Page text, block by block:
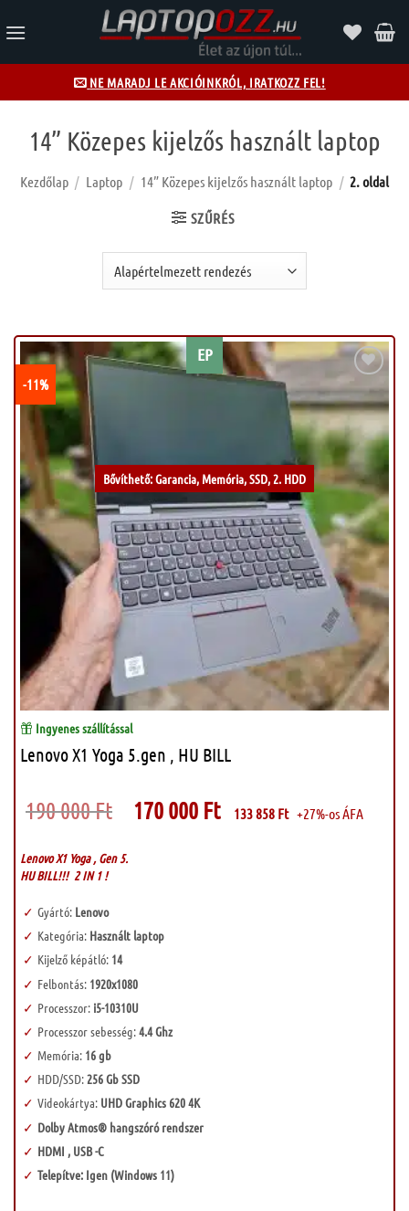
to
NE MARADJ LE AKCIÓINKRÓL, IRATKOZZ FEL!
14” Közepes kijelzős használt laptop
Kezdőlap / Laptop / 14” Közepes kijelzős használt laptop / 2. oldal
SZŰRÉS
EP
Bővíthető: Garancia, Memória, SSD, 2. HDD
-11% Kívánságlistához
Ingyenes szállítással
Lenovo X1 Yoga 5.gen , HU BILL
190 000Ft Original
price
000 Ft.
170 000 Ft price
133 858 Ft +27%-os ÁFA
Lenovo X1 Yoga , Gen 5.
HU BILL!!! 2 IN 1 !
Gyártó: Lenovo
Kategória: Használt laptop
Kijelző képátló: 14
Felbontás:1920x1080
Processzor:i5-10310U
Processzor sebesség:4.4 Ghz
Memória:16 gb
HDD/SSD:256 Gb SSD
Videokártya: UHD Graphics 620 4K
Dolby Atmos® hangszóró rendszer
HDMI , USB -C
Telepítve: Igen (Windows 11)